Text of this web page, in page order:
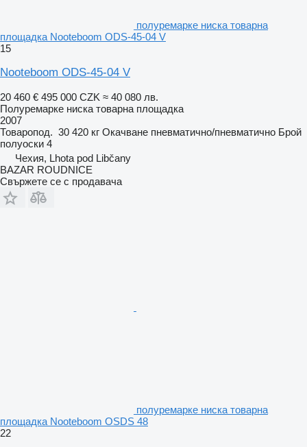
полуремарке ниска товарна
площадка Nooteboom ODS-45-04 V
15
Nooteboom ODS-45-04 V
20 460 € 495 000 CZK ≈ 40 080 лв.
Полуремарке ниска товарна площадка
2007
Товаропод. 30 420 кг Окачване пневматично/пневматично Брой
полуоски 4
Чехия, Lhota pod Libčany
BAZAR ROUDNICE
Свържете се с продавача
полуремарке ниска товарна
площадка Nooteboom OSDS 48
22